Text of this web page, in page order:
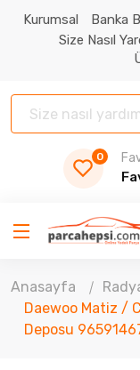
Kurumsal Banka
Size Nasıl
0
Anasayfa
Daewoo Matiz /
Deposu